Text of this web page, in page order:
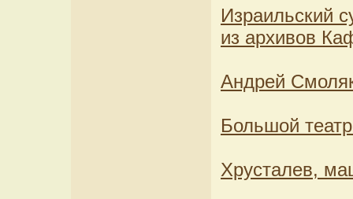
Израильский
из архивов
Андрей
Большой
Хрусталев,